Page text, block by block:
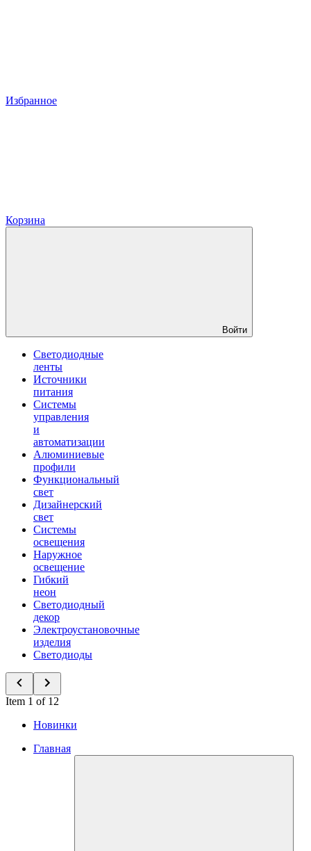
Избранное
Корзина
Войти
Светодиодные
ленты
Источники
питания
Системы
управления
и
автоматизации
Алюминиевые
профили
Функциональный
свет
Дизайнерский
свет
Системы
освещения
Наружное
освещение
Гибкий
неон
Светодиодный
декор
Электроустановочные
изделия
Светодиоды
Item 1 of 12
Новинки
Главная